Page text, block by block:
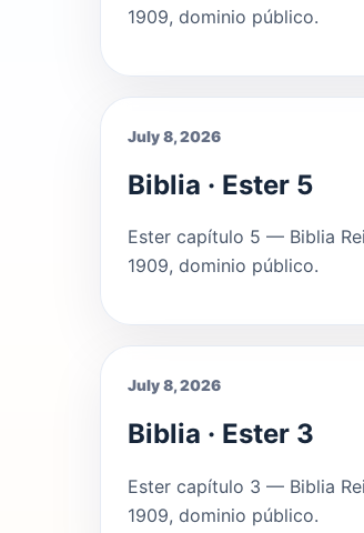
1909, dominio público.
July 8, 2026
Biblia · Ester 5
Ester capítulo 5 — Biblia
1909, dominio público.
July 8, 2026
Biblia · Ester 3
Ester capítulo 3 — Biblia
1909, dominio público.